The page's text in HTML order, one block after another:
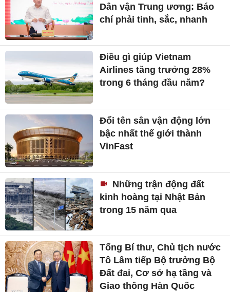
Dân vận Trung ương: Báo
chí phải tinh, sắc, nhanh
Điều gì giúp Vietnam
Airlines tăng trưởng 28%
trong 6 tháng đầu năm?
Đổi tên sân vận động lớn
bậc nhất thế giới thành
VinFast
Những trận động đất
kinh hoàng tại Nhật Bản
trong 15 năm qua
Tổng Bí thư, Chủ tịch nước
Tô Lâm tiếp Bộ trưởng Bộ
Đất đai, Cơ sở hạ tầng và
Giao thông Hàn Quốc